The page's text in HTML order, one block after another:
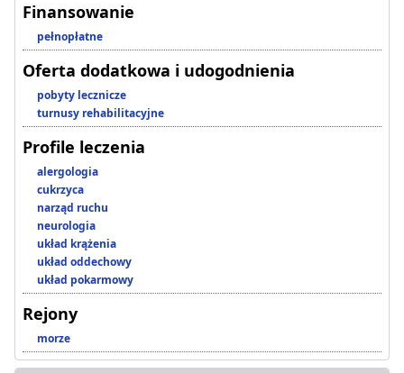
Finansowanie
pełnopłatne
Oferta dodatkowa i udogodnienia
pobyty lecznicze
turnusy rehabilitacyjne
Profile leczenia
alergologia
cukrzyca
narząd ruchu
neurologia
układ krążenia
układ oddechowy
układ pokarmowy
Rejony
morze